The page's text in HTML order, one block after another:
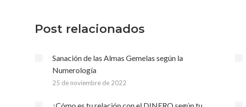
Post relacionados
Sanación de las Almas Gemelas según la
Numerología
25 de noviembre de 2022